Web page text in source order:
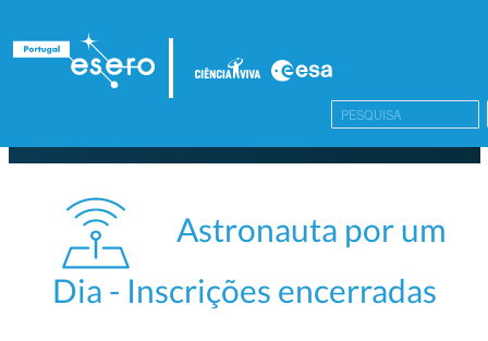
Astronauta por um
Dia - Inscrições encerradas